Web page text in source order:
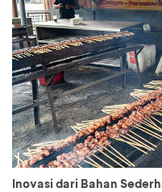
Inovasi dari Bahan